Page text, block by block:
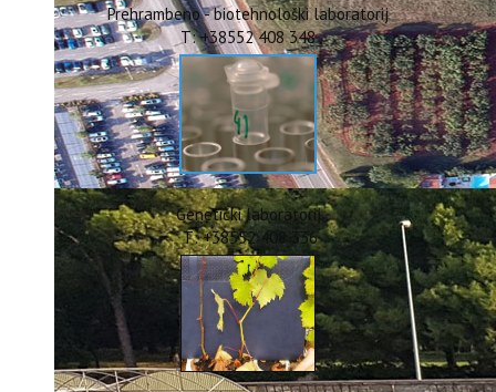
GreenTea
CIRCOLIVE
Prehrambeno - biotehnološki laboratorij
T: +38552 408 348
Genetički laboratorij
T: +38552 408 336